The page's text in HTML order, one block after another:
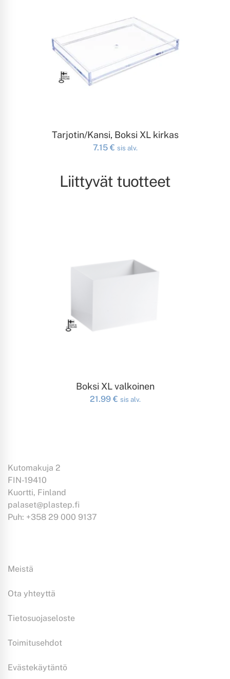
LISÄÄ OSTOSKORIIN
Tarjotin/Kansi, Boksi XL kirkas
7.15 € sis alv.
Liittyvät tuotteet
LISÄÄ OSTOSKORIIN
Boksi XL valkoinen
21.99 € sis alv.
Kutomakuja 2
FIN-19410
Kuortti, Finland
palaset@plastep.fi
Puh: +358 29 000 9137
Meistä
Ota yhteyttä
Tietosuojaseloste
Toimitusehdot
Evästekäytäntö